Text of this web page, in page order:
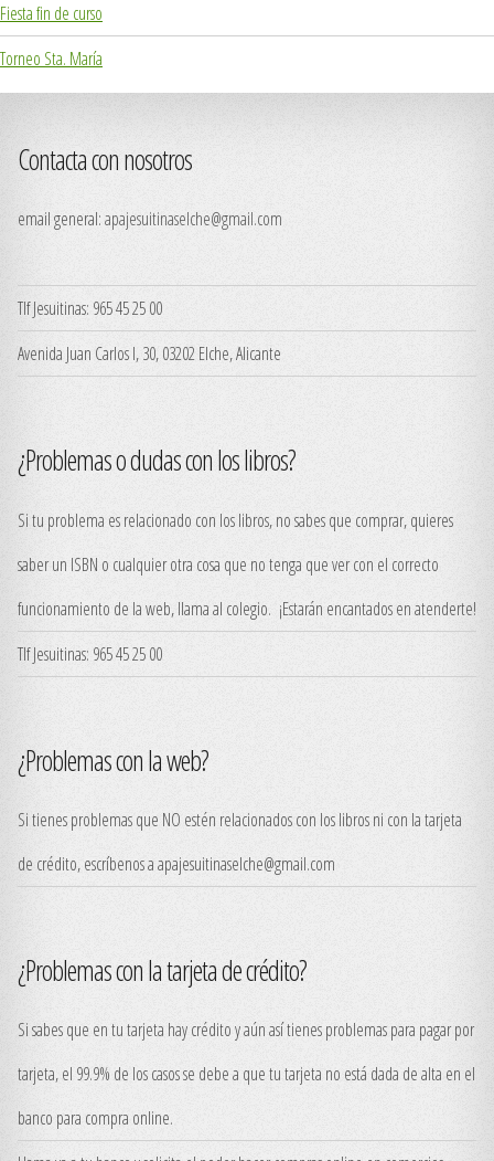
Fiesta fin de curso
Torneo Sta. María
Contacta con nosotros
email general:apajesuitinaselche@gmail.com
Tlf Jesuitinas: 965 45 25 00
Avenida Juan Carlos I, 30, 03202 Elche, Alicante
¿Problemas o dudas con los libros?
Si tu problema es relacionado con los libros, no sabes que comprar, quieres
saber un ISBN o cualquier otra cosa que no tenga que ver con el correcto
funcionamiento de la web, llama al colegio. ¡Estarán encantados en atenderte!
Tlf Jesuitinas: 965 45 25 00
¿Problemas con la web?
Si tienes problemas que NO estén relacionados con los libros ni con la tarjeta
de crédito, escríbenos a apajesuitinaselche@gmail.com
¿Problemas con la tarjeta de crédito?
Si sabes que en tu tarjeta hay crédito y aún así tienes problemas para pagar por
tarjeta, el 99.9% de los casos se debe a que tu tarjeta no está dada de alta en el
banco para compra online.